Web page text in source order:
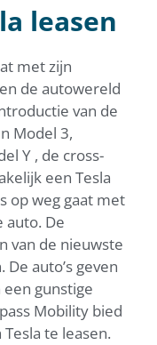
leasen
met zijn
de autowereld
van de
Model 3,
Y , de cross-
een Tesla
op weg gaat met
auto. De
van de nieuwste
auto’s geven
gunstige
Mobility bied
te leasen.